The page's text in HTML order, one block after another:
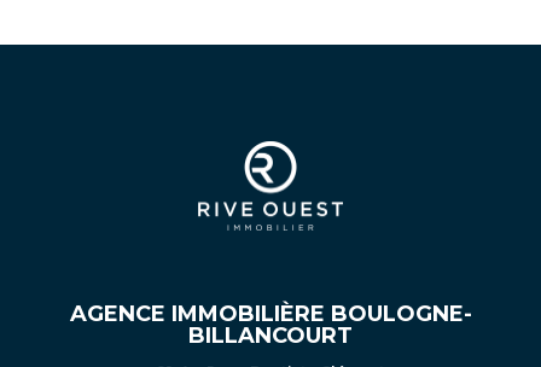
AGENCE IMMOBILIÈRE BOULOGNE-
BILLANCOURT